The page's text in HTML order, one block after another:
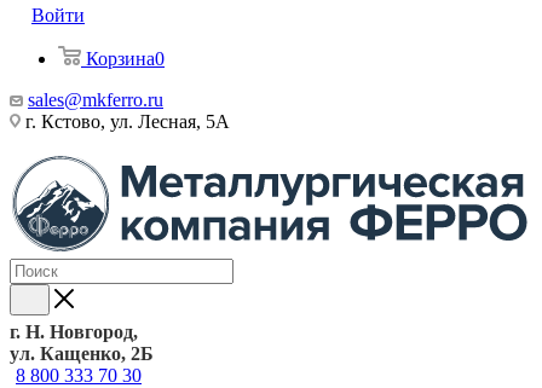
Войти
Корзина0
sales@mkferro.ru
г. Кстово, ул. Лесная, 5А
г. Н. Новгород,
ул. Кащенко, 2Б
8 800 333 70 30